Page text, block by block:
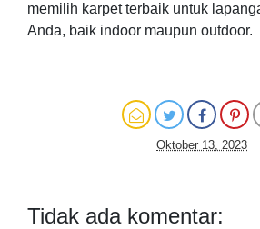
memilih karpet terbaik untuk
Anda, baik indoor maupun outdoor.
Oktober 13, 2023
Tidak ada komentar: